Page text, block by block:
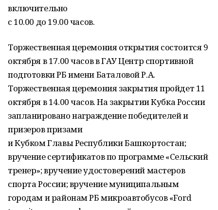
включительно
с 10.00 до 19.00 часов.
Торжественная церемония открытия состоится 9
октября в 17.00 часов в ГАУ Центр спортивной
подготовки РБ имени Баталовой Р.А.
Торжественная церемония закрытия пройдет 11
октября в 14.00 часов. На закрытии Кубка России
запланировано награждение победителей и
призеров призами
и Кубком Главы Республики Башкортостан;
вручение сертификатов по программе «Сельский
тренер»; вручение удостоверений мастеров
спорта России; вручение муниципальным
городам и районам РБ микроавтобусов «Ford